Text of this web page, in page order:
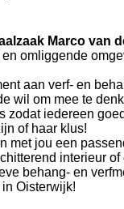
Marco van
omliggende
aan verf- en
wil om mee te
zodat iedereen
of haar klus!
met jou een
interieur of
behang- en
Oisterwijk!